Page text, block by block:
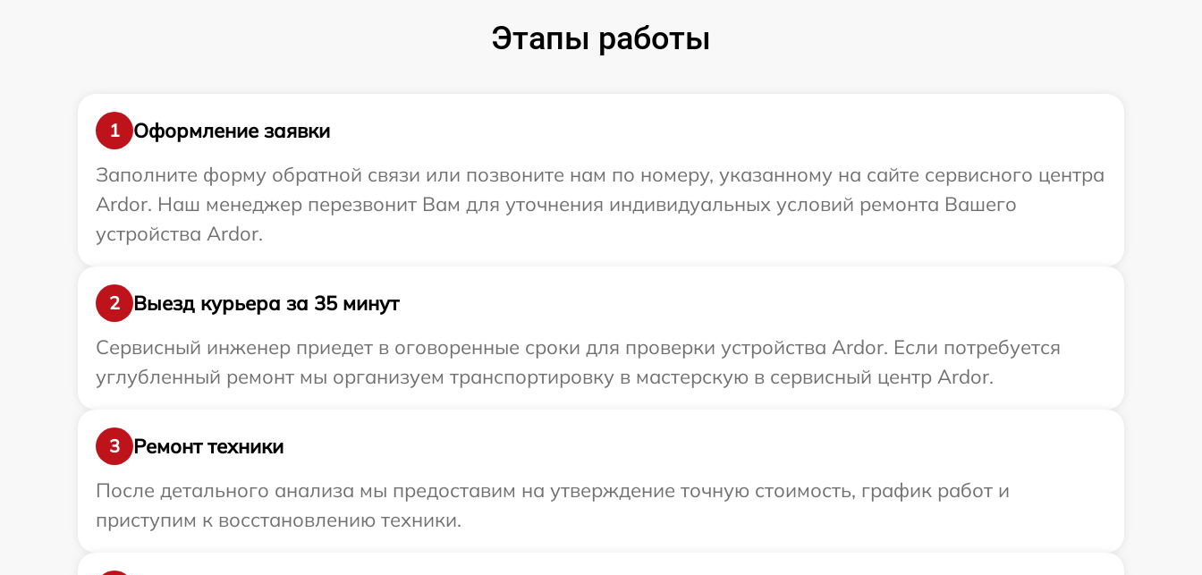
Этапы работы
1
Оформление заявки
Заполните форму обратной связи или позвоните нам по номеру, указанному на сайте сервисного центра
Ardor. Наш менеджер перезвонит Вам для уточнения индивидуальных условий ремонта Вашего
устройства Ardor.
2
Выезд курьера за 35 минут
Сервисный инженер приедет в оговоренные сроки для проверки устройства Ardor. Если потребуется
углубленный ремонт мы организуем транспортировку в мастерскую в сервисный центр Ardor.
3
Ремонт техники
После детального анализа мы предоставим на утверждение точную стоимость, график работ и
приступим к восстановлению техники.